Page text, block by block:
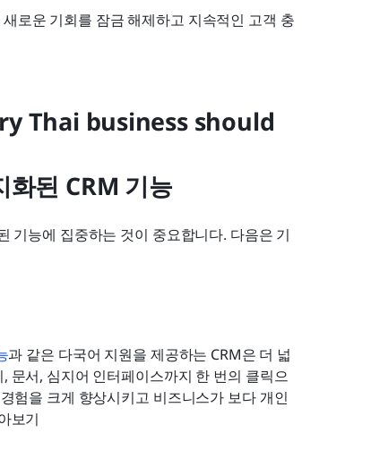
로운 기회를 잠금 해제하고 지속적인 고객 충
Thai business should
화된 CRM 기능
기능에 집중하는 것이 중요합니다. 다음은 기
과 같은 다국어 지원을 제공하는 CRM은 더 넓
문서, 심지어 인터페이스까지 한 번의 클릭으
험을 크게 향상시키고 비즈니스가 보다 개인
보기